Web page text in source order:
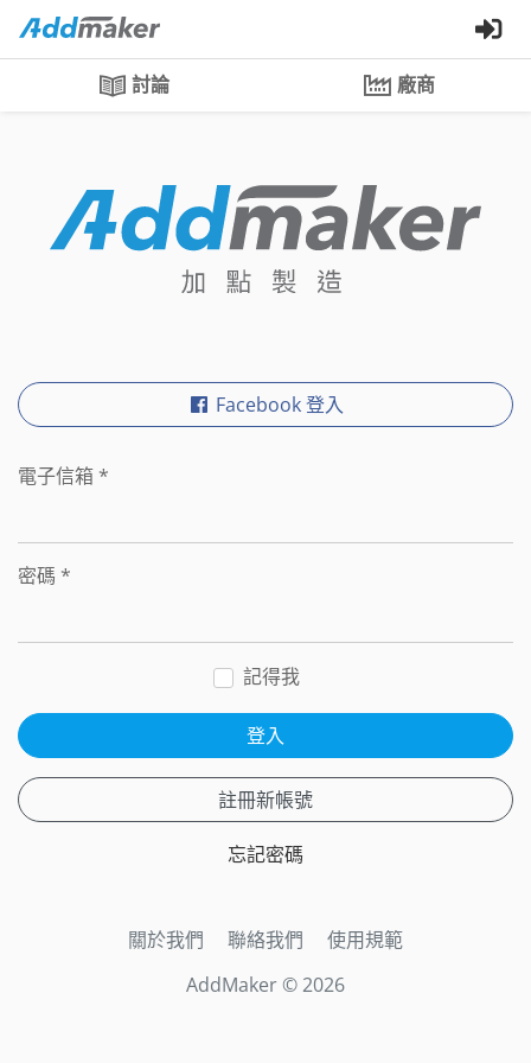
討論 廠商
Facebook 登入
電子信箱 *
密碼 *
記得我
登入
註冊新帳號
忘記密碼
關於我們 聯絡我們
使用規範
AddMaker © 2026